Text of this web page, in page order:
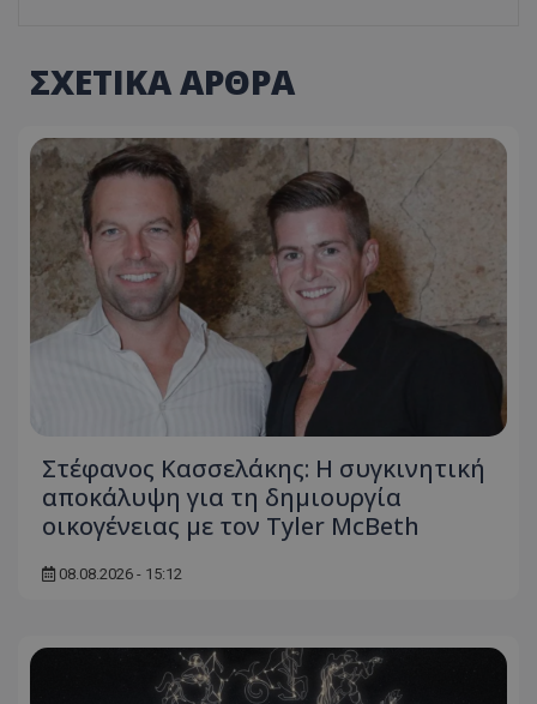
ΣΧΕΤΙΚΑ ΑΡΘΡΑ
Στέφανος Κασσελάκης: Η συγκινητική
αποκάλυψη για τη δηµιουργία
οικογένειας με τον Tyler McBeth
08.08.2026 - 15:12